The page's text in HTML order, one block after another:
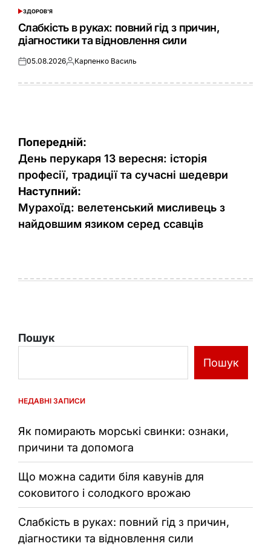
ОПУБЛІКУВАТИ
ЗДОРОВ'Я
Слабкість в руках: повний гід з причин,
діагностики та відновлення сили
Оприлюднено
05.08.2026Опубліковано
Карпенко Василь
Навігація
записів
Попередній:
День перукаря 13 вересня: історія
професії, традиції та сучасні шедеври
Наступний:
Мурахоїд: велетенський мисливець з
найдовшим язиком серед ссавців
Пошук
Пошук
НЕДАВНІ ЗАПИСИ
Як помирають морські свинки: ознаки,
причини та допомога
Що можна садити біля кавунів для
соковитого і солодкого врожаю
Слабкість в руках: повний гід з причин,
діагностики та відновлення сили